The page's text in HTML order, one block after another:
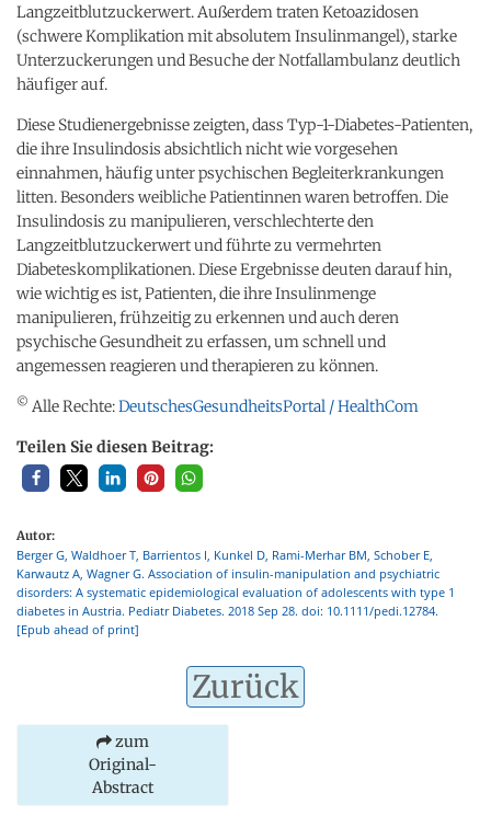
Langzeitblutzuckerwert. Außerdem traten Ketoazidosen
(schwere Komplikation mit absolutem Insulinmangel), starke
Unterzuckerungen und Besuche der Notfallambulanz deutlich
häufiger auf.
Diese Studienergebnisse zeigten, dass Typ-1-Diabetes-Patienten,
die ihre Insulindosis absichtlich nicht wie vorgesehen
einnahmen, häufig unter psychischen Begleiterkrankungen
litten. Besonders weibliche Patientinnen waren betroffen. Die
Insulindosis zu manipulieren, verschlechterte den
Langzeitblutzuckerwert und führte zu vermehrten
Diabeteskomplikationen. Diese Ergebnisse deuten darauf hin,
wie wichtig es ist, Patienten, die ihre Insulinmenge
manipulieren, frühzeitig zu erkennen und auch deren
psychische Gesundheit zu erfassen, um schnell und
angemessen reagieren und therapieren zu können.
© Alle Rechte:DeutschesGesundheitsPortal / HealthCom
Teilen Sie diesen Beitrag:
Autor:
Berger G, Waldhoer T, Barrientos I, Kunkel D, Rami-Merhar BM, Schober E,
Karwautz A, Wagner G. Association of insulin-manipulation and psychiatric
disorders: A systematic epidemiological evaluation of adolescents with type 1
diabetes in Austria. Pediatr Diabetes. 2018 Sep 28. doi: 10.1111/pedi.12784.
[Epub ahead of print]
Zurück
zum
Original-
Abstract